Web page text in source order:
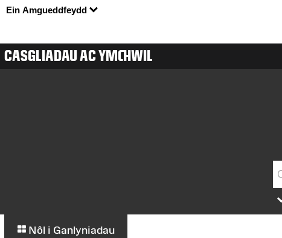
Ein Amgueddfeydd
CASGLIADAU AC YMCHWIL
Nôl i Ganlyniadau